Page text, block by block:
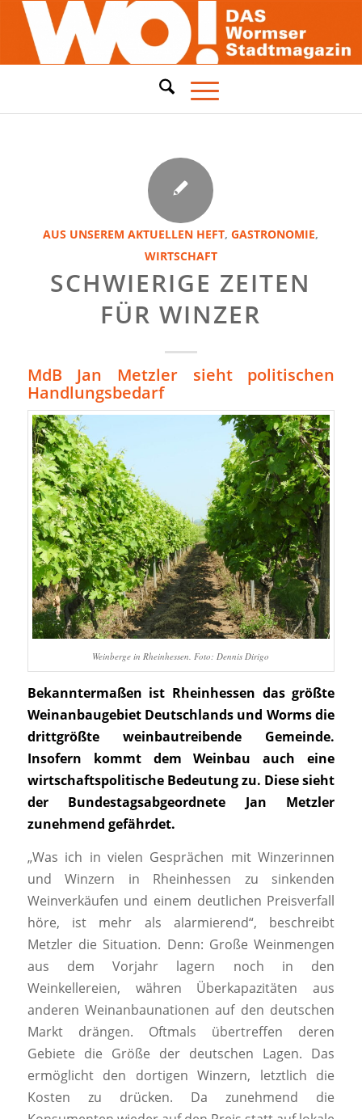
AUS UNSEREM AKTUELLEN HEFT,GASTRONOMIE,
WIRTSCHAFT
SCHWIERIGE ZEITEN
FÜR WINZER
MdB Jan Metzler sieht politischen
Handlungsbedarf
Weinberge in Rheinhessen. Foto: Dennis Dirigo
Bekanntermaßen ist Rheinhessen das größte
Weinanbaugebiet Deutschlands und Worms die
drittgrößte weinbautreibende Gemeinde.
Insofern kommt dem Weinbau auch eine
wirtschaftspolitische Bedeutung zu. Diese sieht
der Bundestagsabgeordnete Jan Metzler
zunehmend gefährdet.
„Was ich in vielen Gesprächen mit Winzerinnen
und Winzern in Rheinhessen zu sinkenden
Weinverkäufen und einem deutlichen Preisverfall
höre, ist mehr als alarmierend“, beschreibt
Metzler die Situation. Denn: Große Weinmengen
aus dem Vorjahr lagern noch in den
Weinkellereien, währen Überkapazitäten aus
anderen Weinanbaunationen auf den deutschen
Markt drängen. Oftmals übertreffen deren
Gebiete die Größe der deutschen Lagen. Das
ermöglicht den dortigen Winzern, letztlich die
Kosten zu drücken. Da zunehmend die